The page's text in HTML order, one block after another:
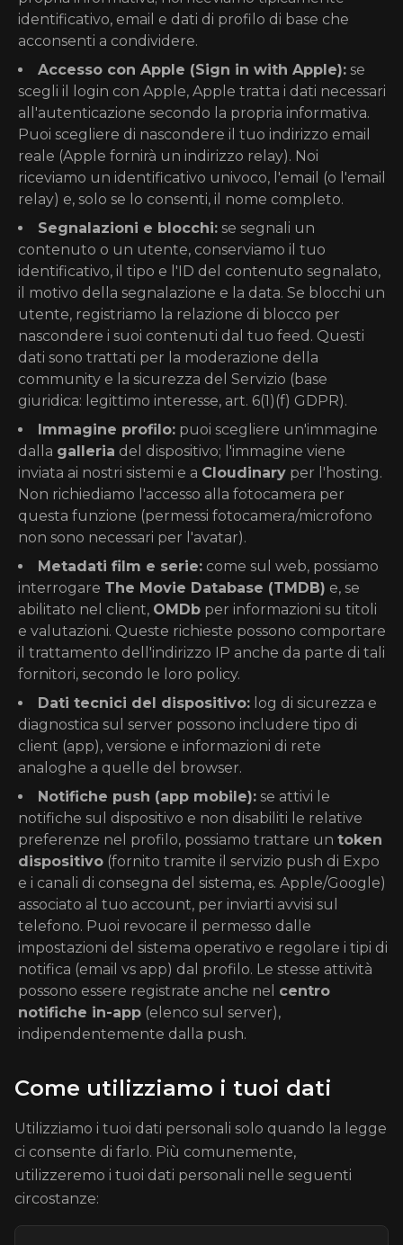
identificativo, email e dati di profilo di base che
acconsenti a condividere.
Accesso con Apple (Sign in with Apple): se
scegli il login con Apple, Apple tratta i dati necessari
all'autenticazione secondo la propria informativa.
Puoi scegliere di nascondere il tuo indirizzo email
reale (Apple fornirà un indirizzo relay). Noi
riceviamo un identificativo univoco, l'email (o l'email
relay) e, solo se lo consenti, il nome completo.
Segnalazioni e blocchi: se segnali un
contenuto o un utente, conserviamo il tuo
identificativo, il tipo e l'ID del contenuto segnalato,
il motivo della segnalazione e la data. Se blocchi un
utente, registriamo la relazione di blocco per
nascondere i suoi contenuti dal tuo feed. Questi
dati sono trattati per la moderazione della
community e la sicurezza del Servizio (base
giuridica: legittimo interesse, art. 6(1)(f) GDPR).
Immagine profilo: puoi scegliere un'immagine
dalla galleria del dispositivo; l'immagine viene
inviata ai nostri sistemi e a Cloudinary per l'hosting.
Non richiediamo l'accesso alla fotocamera per
questa funzione (permessi fotocamera/microfono
non sono necessari per l'avatar).
Metadati film e serie: come sul web, possiamo
interrogare The Movie Database (TMDB) e, se
abilitato nel client, OMDb per informazioni su titoli
e valutazioni. Queste richieste possono comportare
il trattamento dell'indirizzo IP anche da parte di tali
fornitori, secondo le loro policy.
Dati tecnici del dispositivo: log di sicurezza e
diagnostica sul server possono includere tipo di
client (app), versione e informazioni di rete
analoghe a quelle del browser.
Notifiche push (app mobile): se attivi le
notifiche sul dispositivo e non disabiliti le relative
preferenze nel profilo, possiamo trattare un token
dispositivo (fornito tramite il servizio push di Expo
e i canali di consegna del sistema, es. Apple/Google)
associato al tuo account, per inviarti avvisi sul
telefono. Puoi revocare il permesso dalle
impostazioni del sistema operativo e regolare i tipi di
notifica (email vs app) dal profilo. Le stesse attività
possono essere registrate anche nel centro
notifiche in-app (elenco sul server),
indipendentemente dalla push.
Come utilizziamo i tuoi dati
Utilizziamo i tuoi dati personali solo quando la legge
ci consente di farlo. Più comunemente,
utilizzeremo i tuoi dati personali nelle seguenti
circostanze: